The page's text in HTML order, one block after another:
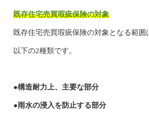
既存住宅売買瑕疵保険の対象
既存住宅売買瑕疵保険の対象となる範囲
以下の2種類です。
●構造耐力上、主要な部分
●雨水の浸入を防止する部分